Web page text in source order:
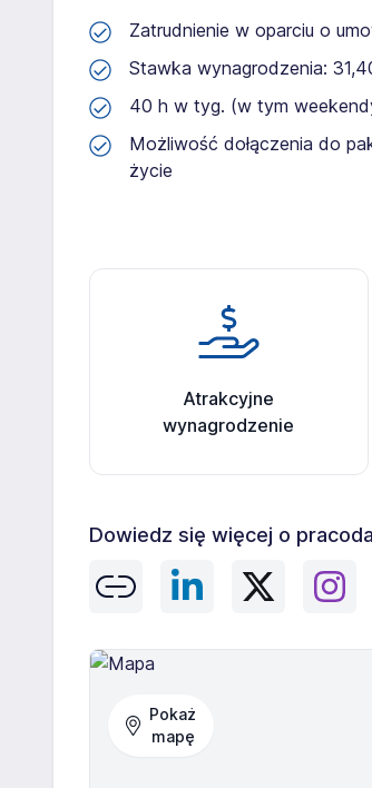
Zatrudnienie w oparciu o
Stawka wynagrodzenia:
40 h w tyg. (w tym
Możliwość dołączenia do
życie
Atrakcyjne
wynagrodzenie
Dowiedz się więcej o
Pokaż
mapę